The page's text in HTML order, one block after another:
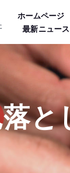
ホームページ
最新ニュース
と